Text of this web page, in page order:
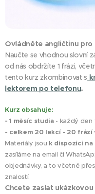
Ovládněte angličtinu
Naučte se vhodnou slovní
od nás obdržíte 1 frázi,
tento kurz zkombinovat s
lektorem po telefonu.
Kurz obsahuje:
- 1 měsíc studia - každý
- celkem 20 lekcí - 20 frází
Materiály jsou k dispozici
zasíláme na email či
objednávky, a to včetně
znalostí.
Chcete zaslat